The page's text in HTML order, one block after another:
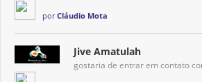
porCláudio Mota
Jive Amatulah
gostaria de entrar em contato